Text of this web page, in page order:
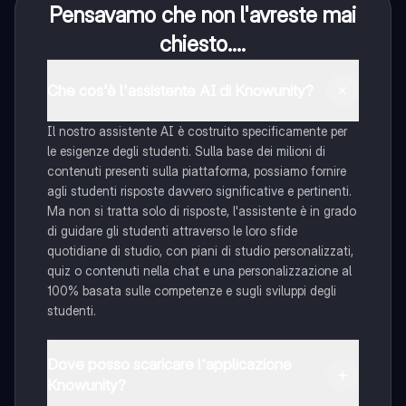
Pensavamo che non l'avreste mai
chiesto....
Il nostro assistente AI è costruito specificamente per
le esigenze degli studenti. Sulla base dei milioni di
contenuti presenti sulla piattaforma, possiamo fornire
agli studenti risposte davvero significative e pertinenti.
Ma non si tratta solo di risposte, l'assistente è in grado
di guidare gli studenti attraverso le loro sfide
quotidiane di studio, con piani di studio personalizzati,
quiz o contenuti nella chat e una personalizzazione al
100% basata sulle competenze e sugli sviluppi degli
studenti.